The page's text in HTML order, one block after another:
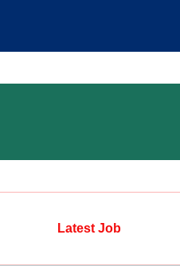
Latest Job